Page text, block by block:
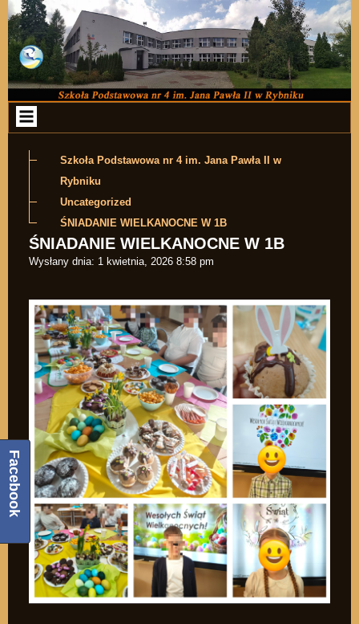
Przejdź do zawartości
Szkoła Podstawowa nr 4 im. Jana Pawła II w
Rybniku
Uncategorized
ŚNIADANIE WIELKANOCNE W 1B
ŚNIADANIE WIELKANOCNE W 1B
Wysłany dnia: 1 kwietnia, 2026 8:58 pm
Facebook